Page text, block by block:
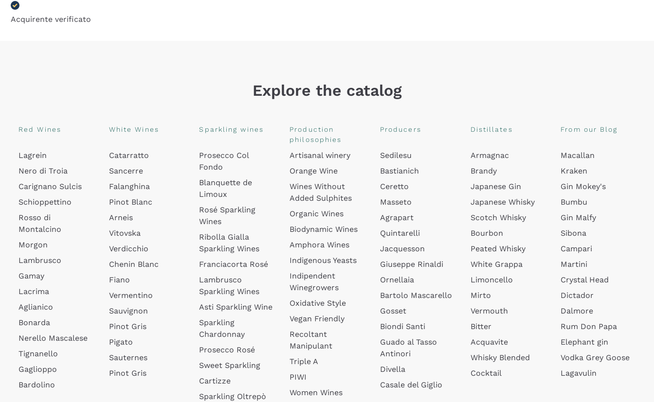
Acquirente verificato
Explore the catalog
Red Wines
Lagrein
Nero di Troia
Carignano Sulcis
Schioppettino
Rosso di
Montalcino
Morgon
Lambrusco
Gamay
Lacrima
Aglianico
Bonarda
Nerello Mascalese
Tignanello
Gaglioppo
Bardolino
White Wines
Catarratto
Sancerre
Falanghina
Pinot Blanc
Arneis
Vitovska
Verdicchio
Chenin Blanc
Fiano
Vermentino
Sauvignon
Pinot Gris
Pigato
Sauternes
Pinot Gris
Sparkling wines
Prosecco Col
Fondo
Blanquette de
Limoux
Rosé Sparkling
Wines
Ribolla Gialla
Sparkling Wines
Franciacorta Rosé
Lambrusco
Sparkling Wines
Asti Sparkling Wine
Sparkling
Chardonnay
Prosecco Rosé
Sweet Sparkling
Cartizze
Sparkling Oltrepò
Production
philosophies
Artisanal winery
Orange Wine
Wines Without
Added Sulphites
Organic Wines
Biodynamic Wines
Amphora Wines
Indigenous Yeasts
Indipendent
Winegrowers
Oxidative Style
Vegan Friendly
Recoltant
Manipulant
Triple A
PIWI
Women Wines
Producers
Sedilesu
Bastianich
Ceretto
Masseto
Agrapart
Quintarelli
Jacquesson
Giuseppe Rinaldi
Ornellaia
Bartolo Mascarello
Gosset
Biondi Santi
Guado al Tasso
Antinori
Divella
Casale del Giglio
Distillates
Armagnac
Brandy
Japanese Gin
Japanese Whisky
Scotch Whisky
Bourbon
Peated Whisky
White Grappa
Limoncello
Mirto
Vermouth
Bitter
Acquavite
Whisky Blended
Cocktail
From our Blog
Macallan
Kraken
Gin Mokey's
Bumbu
Gin Malfy
Sibona
Campari
Martini
Crystal Head
Dictador
Dalmore
Rum Don Papa
Elephant gin
Vodka Grey Goose
Lagavulin